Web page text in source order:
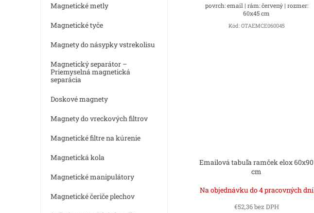
Magnetické metly
Magnetické tyče
Magnety do násypky vstrekolisu
Magnetický separátor –
Priemyselná magnetická
separácia
Doskové magnety
Magnety do vreckových filtrov
Magnetické filtre na kúrenie
Magnetická kola
Magnetické manipulátory
Magnetické čeriče plechov
povrch: email | rám: červený | rozmer:
60x45 cm
Kód: OTAEMCE060045
Emailová tabuľa ramček elox 60x90
cm
Na objednávku do 4 pracovných dní
€52,36 bez DPH